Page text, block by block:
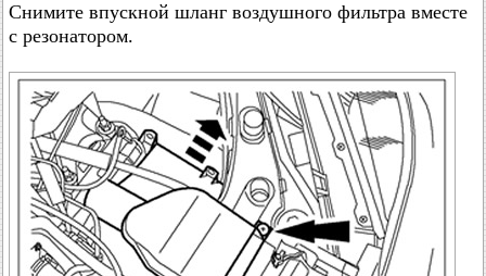
Снимите впускной шланг воздушного фильтра вместе
с резонатором.